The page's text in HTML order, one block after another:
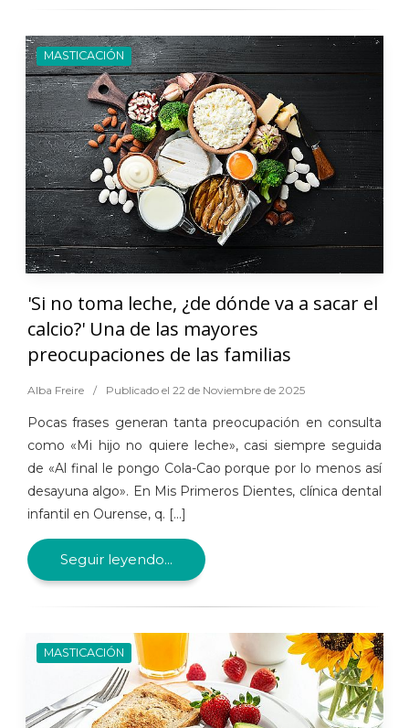
MASTICACIÓN
'Si no toma leche, ¿de dónde va a sacar el
calcio?' Una de las mayores
preocupaciones de las familias
Alba Freire / Publicado el 22 de Noviembre de 2025
Pocas frases generan tanta preocupación en consulta
como «Mi hijo no quiere leche», casi siempre seguida
de «Al final le pongo Cola-Cao porque por lo menos así
desayuna algo». En Mis Primeros Dientes, clínica dental
infantil en Ourense, q. [...]
Seguir leyendo...
MASTICACIÓN